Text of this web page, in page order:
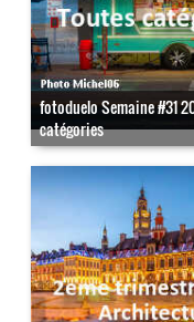
fotoduelo Semaine #31
catégories